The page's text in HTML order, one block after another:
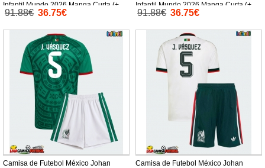
Infantil Mundo 2026 Manga Curta (+
Calças curtas)
91.88€ 36.75€
Infantil Mundo 2026 Manga Curta (+
Calças curtas)
91.88€ 36.75€
Camisa de Futebol México Johan
Camisa de Futebol México Johan